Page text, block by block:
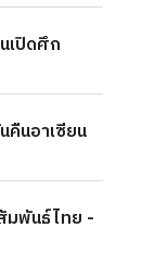
เปิดศึก
นอาเซียน
มพันธ์ไทย -